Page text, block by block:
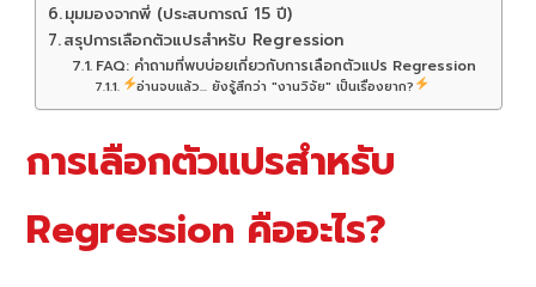
มุมมองจากพี่ (ประสบการณ์ 15 ปี)
สรุปการเลือกตัวแปรสำหรับ Regression
FAQ: คำถามที่พบบ่อยเกี่ยวกับการเลือกตัวแปร Regression
อ่านจบแล้ว... ยังรู้สึกว่า "งานวิจัย" เป็นเรื่องยาก?
การเลือกตัวแปรสำหรับ
Regression คืออะไร?